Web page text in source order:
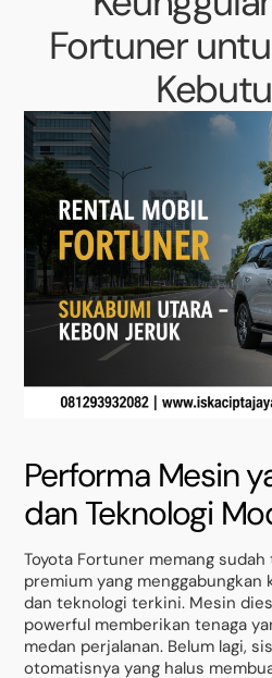
Fortuner
Performa Mesin
dan Teknologi
Toyota Fortuner memang sudah
premium yang menggabungkan
dan teknologi terkini. Mesin
powerful memberikan tenaga
medan perjalanan. Belum lagi,
otomatisnya yang halus